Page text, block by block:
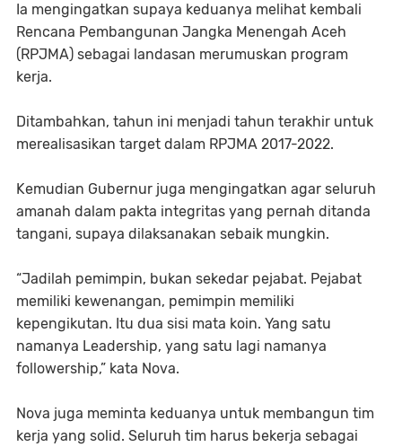
Ia mengingatkan supaya keduanya melihat kembali
Rencana Pembangunan Jangka Menengah Aceh
(RPJMA) sebagai landasan merumuskan program
kerja.
Ditambahkan, tahun ini menjadi tahun terakhir untuk
merealisasikan target dalam RPJMA 2017-2022.
Kemudian Gubernur juga mengingatkan agar seluruh
amanah dalam pakta integritas yang pernah ditanda
tangani, supaya dilaksanakan sebaik mungkin.
“Jadilah pemimpin, bukan sekedar pejabat. Pejabat
memiliki kewenangan, pemimpin memiliki
kepengikutan. Itu dua sisi mata koin. Yang satu
namanya Leadership, yang satu lagi namanya
followership,” kata Nova.
Nova juga meminta keduanya untuk membangun tim
kerja yang solid. Seluruh tim harus bekerja sebagai